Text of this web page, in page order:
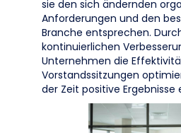
sie den sich ändernden
Anforderungen und den
Branche entsprechen.
kontinuierlichen
Unternehmen die
Vorstandssitzungen
der Zeit positive Ergebnisse